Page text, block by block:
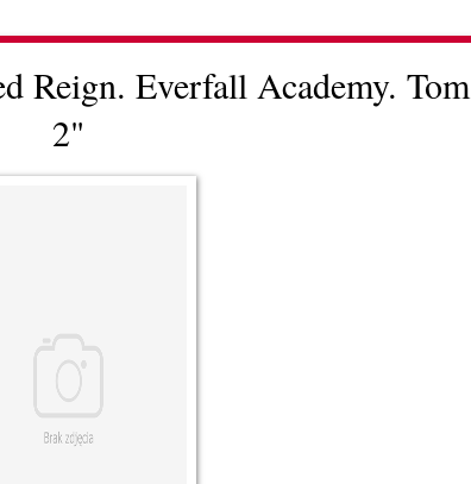
Reign. Everfall Academy. Tom
2"